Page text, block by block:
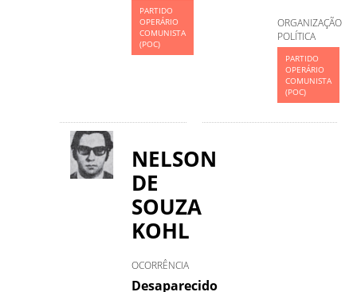
PARTIDO
OPERÁRIO
COMUNISTA
(POC)
ORGANIZAÇÃO
POLÍTICA
PARTIDO
OPERÁRIO
COMUNISTA
(POC)
NELSON
DE
SOUZA
KOHL
OCORRÊNCIA
Desaparecido